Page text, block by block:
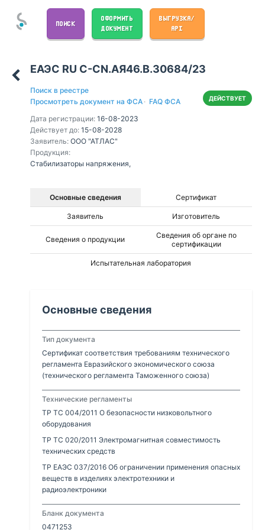
ПОИСК
ОФОРМИТЬ
ДОКУМЕНТ
ВЫГРУЗКА/
API
ЕАЭС RU С-CN.АЯ46.В.30684/23
Поиск в реестре
Просмотреть документ на ФСА · FAQ ФСА
Дата регистрации: 16-08-2023
Действует до: 15-08-2028
Заявитель: ООО "АТЛАС"
Продукция:
Стабилизаторы напряжения,
ДЕЙСТВУЕТ
Основные сведения Сертификат
Заявитель Изготовитель
Сведения о продукции
Сведения об органе по
сертификации
Испытательная лаборатория
Основные сведения
Тип документа
Сертификат соответствия требованиям технического
регламента Евразийского экономического союза
(технического регламента Таможенного союза)
Технические регламенты
ТР ТС 004/2011 О безопасности низковольтного
оборудования
ТР ТС 020/2011 Электромагнитная совместимость
технических средств
ТР ЕАЭС 037/2016 Об ограничении применения опасных
веществ в изделиях электротехники и
радиоэлектроники
Бланк документа
0471253